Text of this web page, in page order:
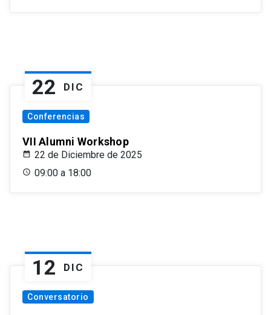
22 DIC
Conferencias
VII Alumni Workshop
22 de Diciembre de 2025
09:00 a 18:00
12 DIC
Conversatorio